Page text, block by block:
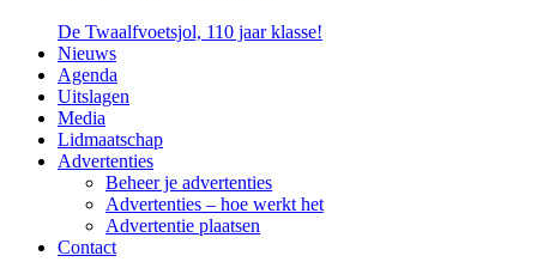
De Twaalfvoetsjol, 110 jaar klasse!
Nieuws
Agenda
Uitslagen
Media
Lidmaatschap
Advertenties
Beheer je advertenties
Advertenties – hoe werkt het
Advertentie plaatsen
Contact